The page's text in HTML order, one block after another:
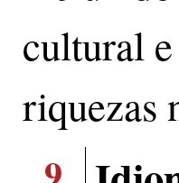
cultural
riquezas